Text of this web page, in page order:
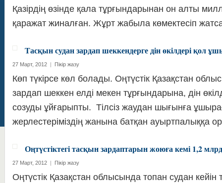
Қазірдің өзінде қала тұрғындарынан он алты
қаражат жиналған. Жұрт жабыла көмектесіп
Тасқын судан зардап шеккендерге дін өкілдері қол
27 Март, 2012 | Пікір жазу
Көп түкірсе көл болады. Оңтүстік Қазақстан
зардап шеккен елді мекен тұрғындарына, дін
созуды ұйғарыпты. Тілсіз жаудан шығынға
жерлестеріміздің жанына батқан ауыртпалыққа
Оңтүстіктегі тасқын зардаптарын жоюға кемі 1,2
27 Март, 2012 | Пікір жазу
Оңтүстік Қазақстан облысында топан судан кейін